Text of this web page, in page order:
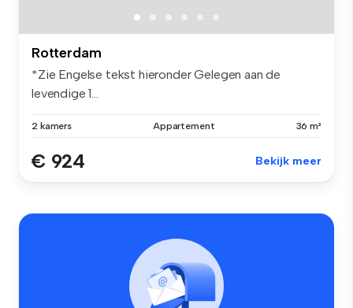
Rotterdam
*Zie Engelse tekst hieronder Gelegen aan de
levendige 1...
2 kamers Appartement 36 m²
€ 924 Bekijk meer